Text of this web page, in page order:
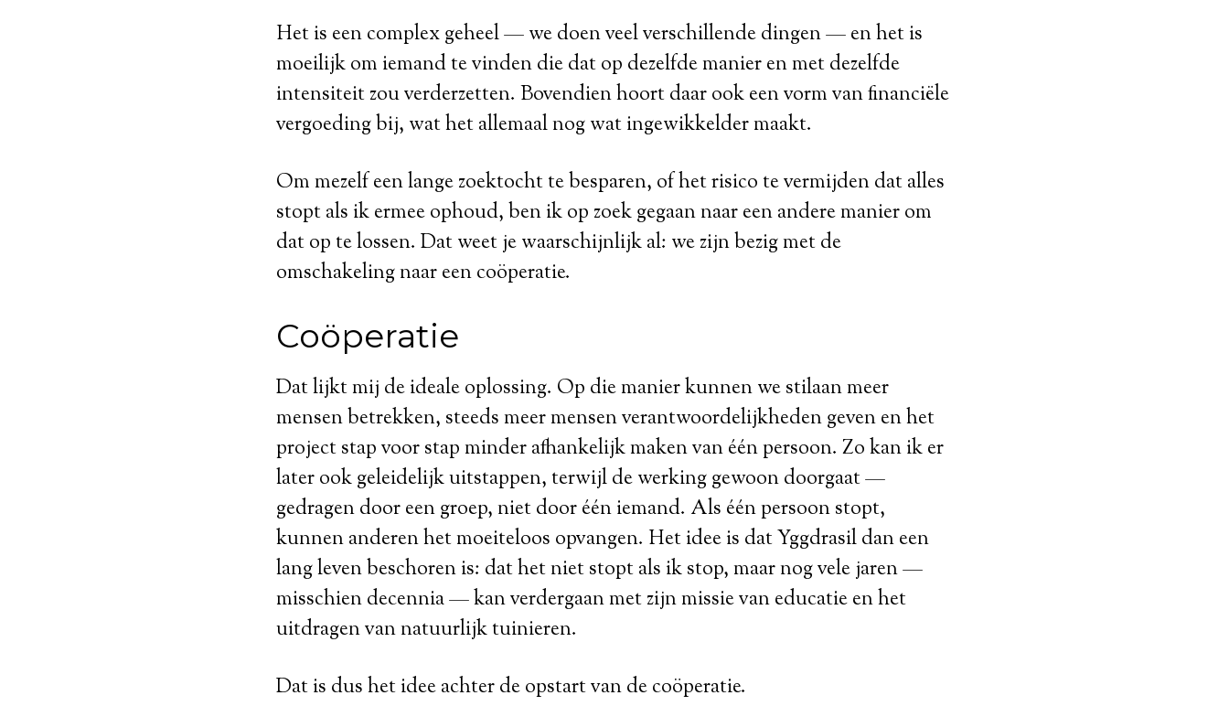
Het is een complex geheel — we doen veel verschillende dingen — en het is
moeilijk om iemand te vinden die dat op dezelfde manier en met dezelfde
intensiteit zou verderzetten. Bovendien hoort daar ook een vorm van financiële
vergoeding bij, wat het allemaal nog wat ingewikkelder maakt.
Om mezelf een lange zoektocht te besparen, of het risico te vermijden dat alles
stopt als ik ermee ophoud, ben ik op zoek gegaan naar een andere manier om
dat op te lossen. Dat weet je waarschijnlijk al: we zijn bezig met de
omschakeling naar een coöperatie.
Coöperatie
Dat lijkt mij de ideale oplossing. Op die manier kunnen we stilaan meer
mensen betrekken, steeds meer mensen verantwoordelijkheden geven en het
project stap voor stap minder afhankelijk maken van één persoon. Zo kan ik er
later ook geleidelijk uitstappen, terwijl de werking gewoon doorgaat —
gedragen door een groep, niet door één iemand. Als één persoon stopt,
kunnen anderen het moeiteloos opvangen. Het idee is dat Yggdrasil dan een
lang leven beschoren is: dat het niet stopt als ik stop, maar nog vele jaren —
misschien decennia — kan verdergaan met zijn missie van educatie en het
uitdragen van natuurlijk tuinieren.
Dat is dus het idee achter de opstart van de coöperatie.